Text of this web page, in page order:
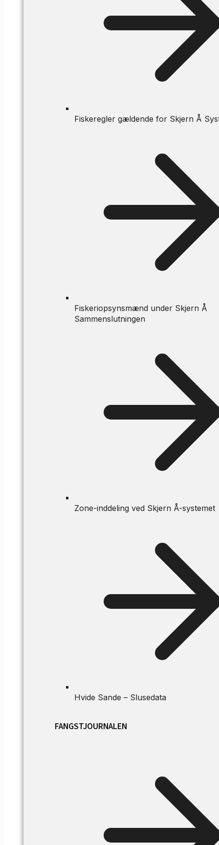
Fiskeregler gældende for Skjern Å
Fiskeriopsynsmænd under Skjern Å
Sammenslutningen
Zone-inddeling ved Skjern Å-systemet
Hvide Sande – Slusedata
FANGSTJOURNALEN